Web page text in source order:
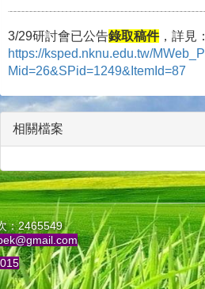
3/29研討會已公告錄取稿件，詳見：
https://ksped.nknu.edu.tw/
Mid=26&SPid=1249&ItemId=87
相關檔案
：2465549